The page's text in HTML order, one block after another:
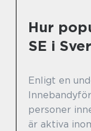
Hur
SE i
Enligt en
personer
är aktiva